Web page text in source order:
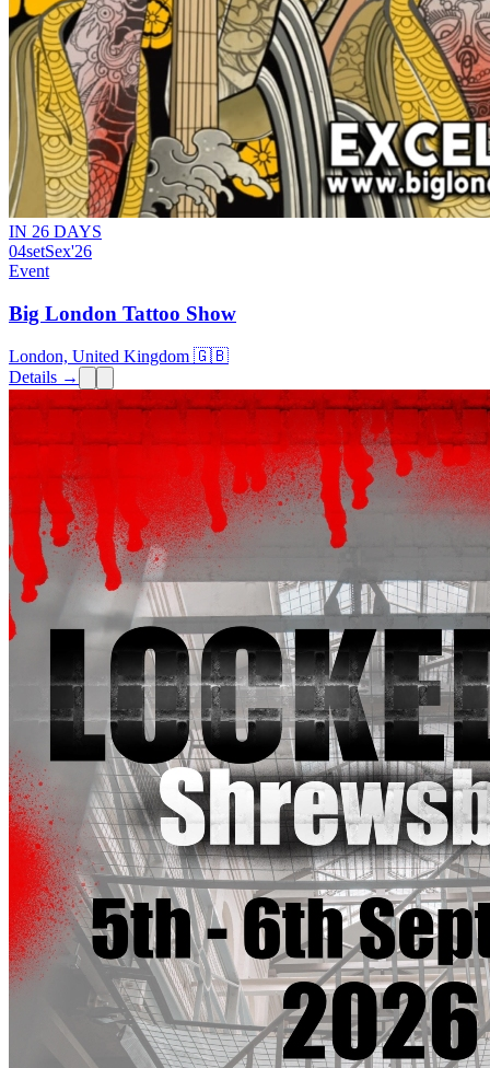
IN 26 DAYS
04setSex'26
Event
Big London Tattoo Show
London, United Kingdom 🇬🇧
Details →